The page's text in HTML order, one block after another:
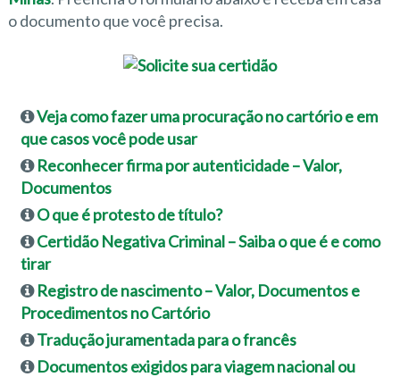
o documento que você precisa.
Veja como fazer uma procuração no cartório e em
que casos você pode usar
Reconhecer firma por autenticidade – Valor,
Documentos
O que é protesto de título?
Certidão Negativa Criminal – Saiba o que é e como
tirar
Registro de nascimento – Valor, Documentos e
Procedimentos no Cartório
Tradução juramentada para o francês
Documentos exigidos para viagem nacional ou